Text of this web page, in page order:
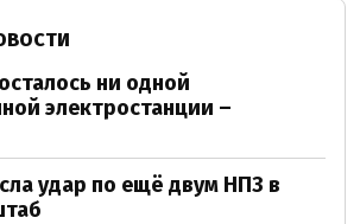
ни одной
электростанции –
удар по ещё двум НПЗ в